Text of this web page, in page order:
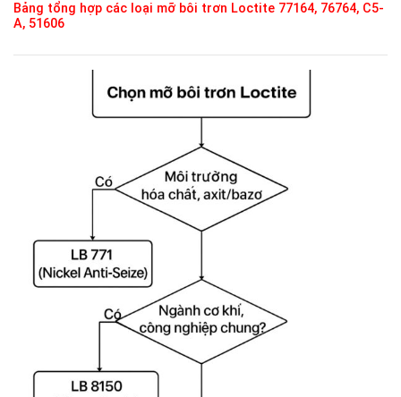
Bảng tổng hợp các loại mỡ bôi trơn Loctite 77164, 76764, C5-
A, 51606